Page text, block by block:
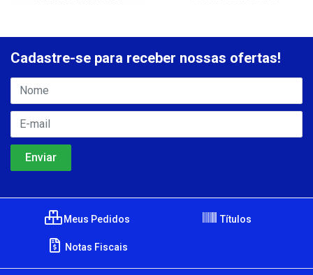
Cadastre-se para receber nossas ofertas!
Meus Pedidos Títulos
Notas Fiscais